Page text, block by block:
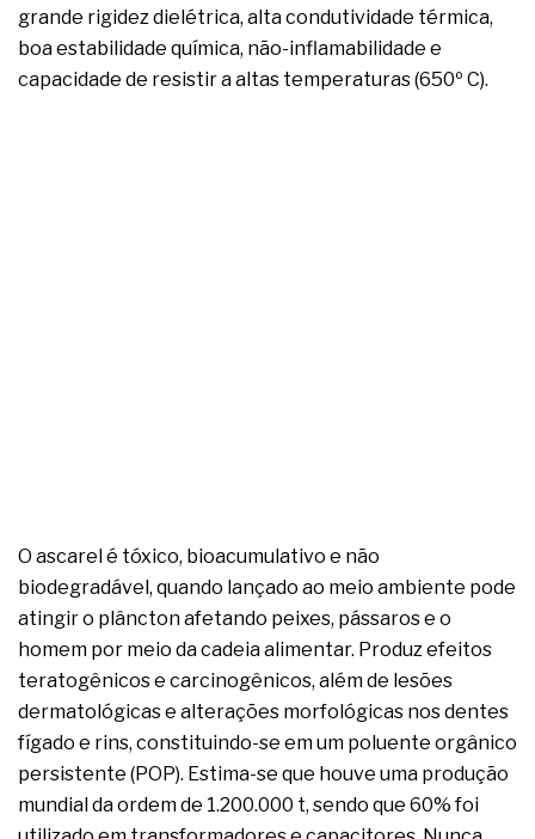
grande rigidez dielétrica, alta condutividade térmica,
boa estabilidade química, não-inflamabilidade e
capacidade de resistir a altas temperaturas (650º C).
O ascarel é tóxico, bioacumulativo e não
biodegradável, quando lançado ao meio ambiente pode
atingir o plâncton afetando peixes, pássaros e o
homem por meio da cadeia alimentar. Produz efeitos
teratogênicos e carcinogênicos, além de lesões
dermatológicas e alterações morfológicas nos dentes
fígado e rins, constituindo-se em um poluente orgânico
persistente (POP). Estima-se que houve uma produção
mundial da ordem de 1.200.000 t, sendo que 60% foi